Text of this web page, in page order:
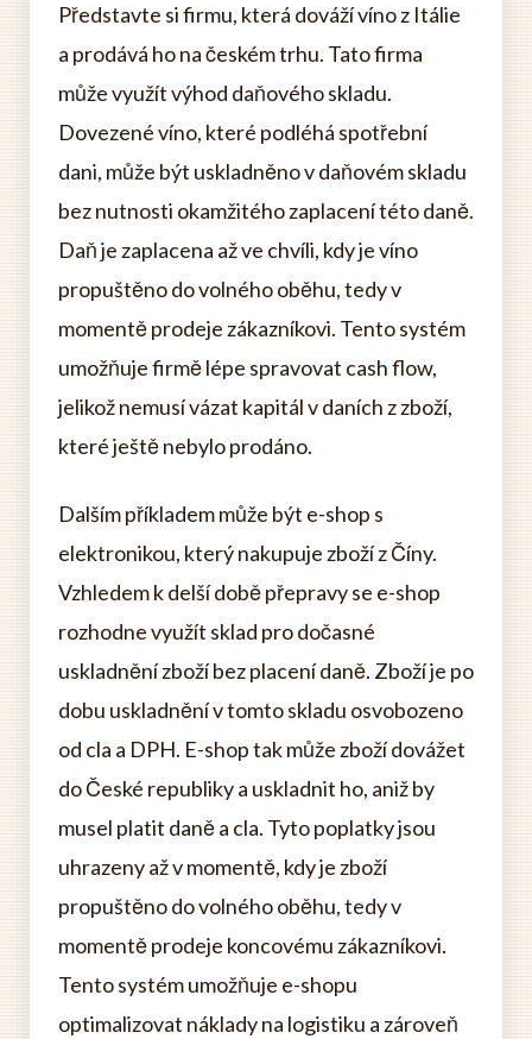
Představte si firmu, která dováží víno z Itálie
a prodává ho na českém trhu. Tato firma
může využít výhod daňového skladu.
Dovezené víno, které podléhá spotřební
dani, může být uskladněno v daňovém skladu
bez nutnosti okamžitého zaplacení této daně.
Daň je zaplacena až ve chvíli, kdy je víno
propuštěno do volného oběhu, tedy v
momentě prodeje zákazníkovi. Tento systém
umožňuje firmě lépe spravovat cash flow,
jelikož nemusí vázat kapitál v daních z zboží,
které ještě nebylo prodáno.
Dalším příkladem může být e-shop s
elektronikou, který nakupuje zboží z Číny.
Vzhledem k delší době přepravy se e-shop
rozhodne využít sklad pro dočasné
uskladnění zboží bez placení daně. Zboží je po
dobu uskladnění v tomto skladu osvobozeno
od cla a DPH. E-shop tak může zboží dovážet
do České republiky a uskladnit ho, aniž by
musel platit daně a cla. Tyto poplatky jsou
uhrazeny až v momentě, kdy je zboží
propuštěno do volného oběhu, tedy v
momentě prodeje koncovému zákazníkovi.
Tento systém umožňuje e-shopu
optimalizovat náklady na logistiku a zároveň